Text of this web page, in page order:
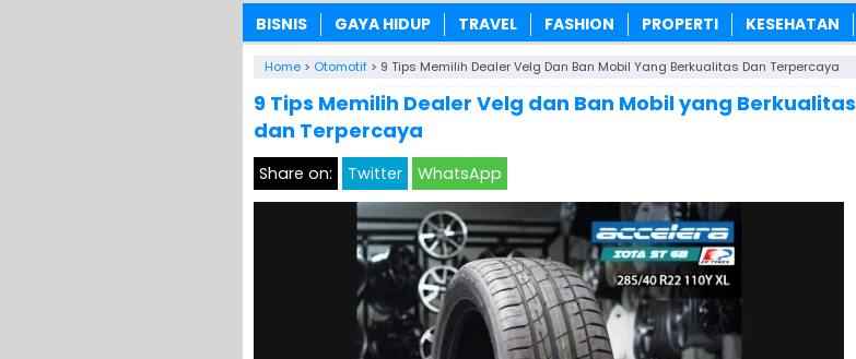
BISNIS GAYA HIDUP TRAVEL FASHION PROPERTI KESEHATAN
Home > Otomotif > 9 Tips Memilih Dealer Velg Dan Ban Mobil Yang Berkualitas Dan Terpercaya
9 Tips Memilih Dealer Velg dan Ban Mobil yang Berkualitas
dan Terpercaya
Share on: Twitter WhatsApp